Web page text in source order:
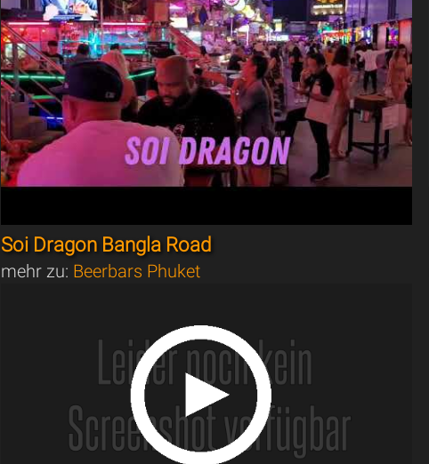
Soi Dragon Bangla Road
mehr zu: Beerbars Phuket